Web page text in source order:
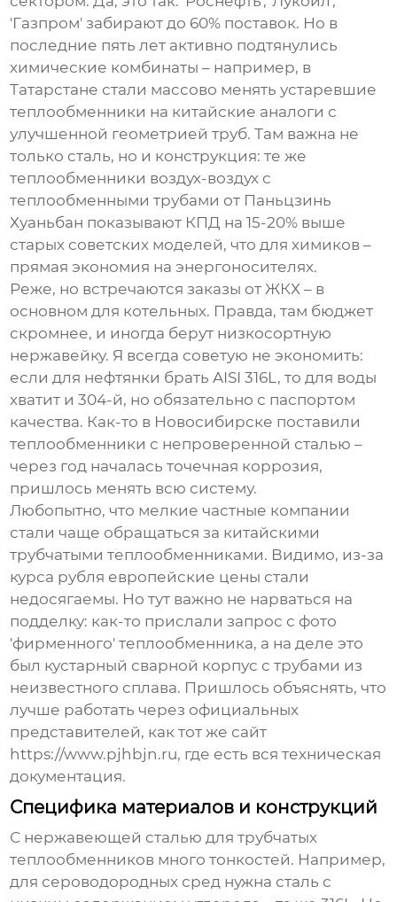
'Газпром' забирают до 60% поставок. Но в
последние пять лет активно подтянулись
химические комбинаты – например, в
Татарстане стали массово менять устаревшие
теплообменники на китайские аналоги с
улучшенной геометрией труб. Там важна не
только сталь, но и конструкция: те же
теплообменники воздух-воздух с
теплообменными трубами от Паньцзинь
Хуаньбан показывают КПД на 15-20% выше
старых советских моделей, что для химиков –
прямая экономия на энергоносителях.
Реже, но встречаются заказы от ЖКХ – в
основном для котельных. Правда, там бюджет
скромнее, и иногда берут низкосортную
нержавейку. Я всегда советую не экономить:
если для нефтянки брать AISI 316L, то для воды
хватит и 304-й, но обязательно с паспортом
качества. Как-то в Новосибирске поставили
теплообменники с непроверенной сталью –
через год началась точечная коррозия,
пришлось менять всю систему.
Любопытно, что мелкие частные компании
стали чаще обращаться за китайскими
трубчатыми теплообменниками. Видимо, из-за
курса рубля европейские цены стали
недосягаемы. Но тут важно не нарваться на
подделку: как-то прислали запрос с фото
'фирменного' теплообменника, а на деле это
был кустарный сварной корпус с трубами из
неизвестного сплава. Пришлось объяснять, что
лучше работать через официальных
представителей, как тот же сайт
https://www.pjhbjn.ru, где есть вся техническая
документация.
Специфика материалов и конструкций
С нержавеющей сталью длятрубчатых
теплообменников много тонкостей. Например,
для сероводородных сред нужна сталь с